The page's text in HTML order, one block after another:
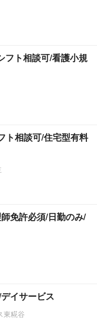
フト相談可/看護小規
ト相談可/住宅型有料
免許必須/日勤のみ/
イサービス
東糀谷